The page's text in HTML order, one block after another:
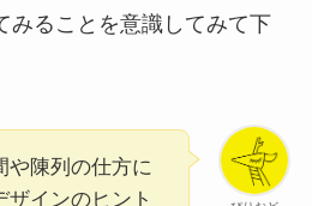
みることを意識してみて下
や陳列の仕方に
ザインのヒント